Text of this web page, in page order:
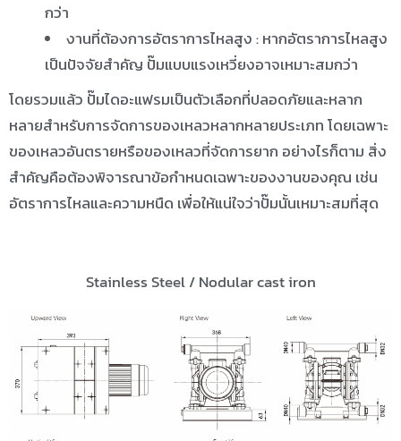
กว่า
งานที่ต้องการอัตราการไหลสูง : หากอัตราการไหลสูง
เป็นปัจจัยสำคัญ ปั๊มแบบแรงเหวี่ยงอาจเหมาะสมกว่า
โดยรวมแล้ว ปั๊มไดอะแฟรมเป็นตัวเลือกที่ปลอดภัยและหลาก
หลายสำหรับการจัดการของเหลวหลากหลายประเภท โดยเฉพาะ
ของเหลวอันตรายหรือของเหลวที่จัดการยาก อย่างไรก็ตาม สิ่ง
สำคัญคือต้องพิจารณาข้อกำหนดเฉพาะของงานของคุณ เช่น
อัตราการไหลและความหนืด เพื่อให้แน่ใจว่าปั๊มนั้นเหมาะสมที่สุด
Stainless Steel / Nodular cast iron